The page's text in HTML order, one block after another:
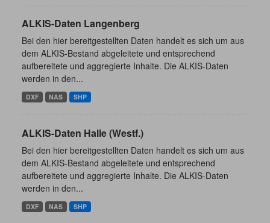
ALKIS-Daten Langenberg
Bei den hier bereitgestellten Daten handelt es sich um aus
dem ALKIS-Bestand abgeleitete und entsprechend
aufbereitete und aggregierte Inhalte. Die ALKIS-Daten
werden in den...
DXF NAS SHP
ALKIS-Daten Halle (Westf.)
Bei den hier bereitgestellten Daten handelt es sich um aus
dem ALKIS-Bestand abgeleitete und entsprechend
aufbereitete und aggregierte Inhalte. Die ALKIS-Daten
werden in den...
DXF NAS SHP